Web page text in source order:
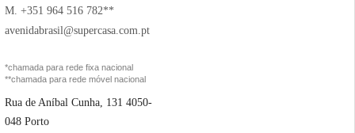
M. +351 964 516 782**
avenidabrasil@supercasa.com.pt
*chamada para rede fixa nacional
**chamada para rede móvel nacional
Rua de Aníbal Cunha, 131 4050-
048 Porto